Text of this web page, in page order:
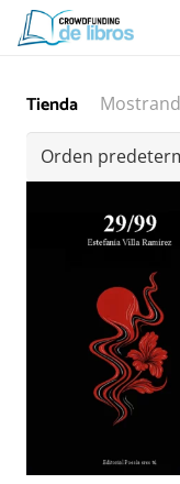
Tienda